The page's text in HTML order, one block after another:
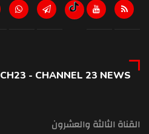
CH23 - CHANNEL 23 NEWS
القناة الثالثة والعشرون